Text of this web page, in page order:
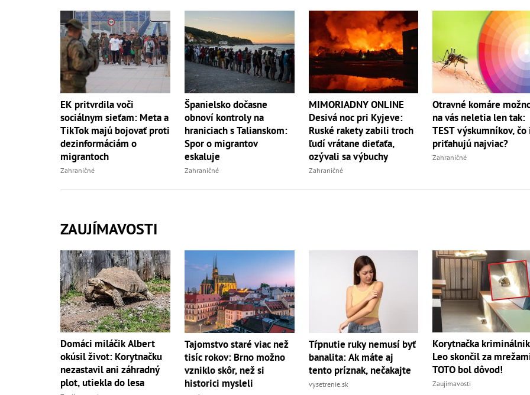
EK pritvrdila voči
sociálnym sieťam: Meta a
TikTok majú bojovať proti
dezinformáciám o
migrantoch
Zahraničné
Španielsko dočasne
obnoví kontroly na
hraniciach s Talianskom:
Spor o migrantov
eskaluje
Zahraničné
MIMORIADNY ONLINE
Desivá noc pri Kyjeve:
Ruské rakety zabili troch
ľudí vrátane dieťaťa,
ozývali sa výbuchy
Zahraničné
Otravné komáre
na vás neletia len tak:
TEST výskumníkov, čo
priťahujú najviac?
Zahraničné
ZAUJÍMAVOSTI
Domáci miláčik Albert
okúsil život: Korytnačku
nezastavil ani záhradný
plot, utiekla do lesa
Tajomstvo staré viac než
tisíc rokov: Brno možno
vzniklo skôr, než si
historici mysleli
Tŕpnutie ruky nemusí byť
banalita: Ak máte aj
tento príznak, nečakajte
vysetrenie.sk
Korytnačka
Leo skončil za
TOTO bol dôvod!
Zaujímavosti